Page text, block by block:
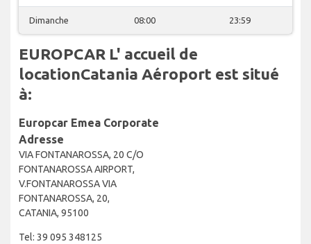
Dimanche 08:00 23:59
EUROPCAR L' accueil de
locationCatania Aéroport est situé
à:
Europcar Emea Corporate
Adresse
VIA FONTANAROSSA, 20 C/O
FONTANAROSSA AIRPORT,
V.FONTANAROSSA VIA
FONTANAROSSA, 20,
CATANIA, 95100
Tel: 39 095 348125